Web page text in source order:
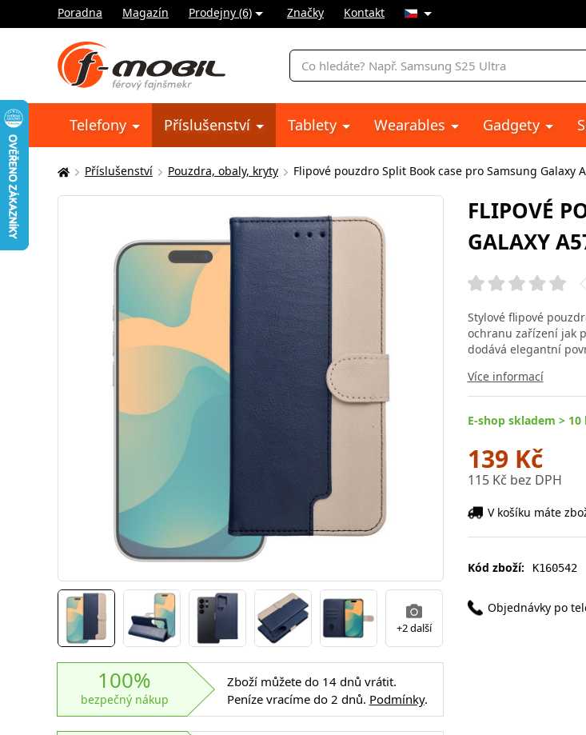
Poradna Magazín Prodejny (6) Značky Kontakt
Vyhledávání
Telefony Příslušenství Tablety Wearables Gadgety
Zde
se
Příslušenství Pouzdra, obaly, kryty Flipové pouzdro Split Book case pro Samsung Galaxy
+2 další
100%
bezpečný nákup
Zboží můžete do 14 dnů vrátit.
Peníze vracíme do 2 dnů. Podmínky.
FLIPOVÉ
GALAXY
Stylové flipové
ochranu zařízení jak
dodává elegantní
Více informací
E-shop skladem > 10
139 Kč
115 Kč bez DPH
V košíku máte
Kód zboží: K160542
Objednávky po